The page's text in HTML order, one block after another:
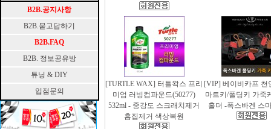
B2B.공지사항
B2B.묻고답하기
B2B.FAQ
B2B. 정보공유방
튜닝 & DIY
입점문의
[TURTLE WAX] 터틀왁스 프리
미엄 러빙컴파운드(50277)
532ml - 중강도 스크래치제거
흠집제거 색상복원
[VIP] 베이비카프 천
마트키/폴딩키 가죽
홀더 -폭스바겐 스